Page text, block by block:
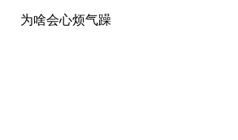
为啥会心烦气躁